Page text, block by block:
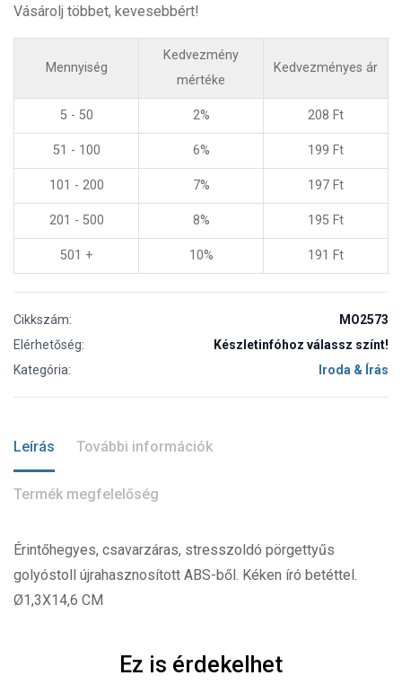
Vásárolj többet, kevesebbért!
Mennyiség
Kedvezmény
mértéke
Kedvezményes ár
5 - 50 2% 208 Ft
51 - 100 6% 199 Ft
101 - 200 7% 197 Ft
201 - 500 8% 195 Ft
501 + 10% 191 Ft
Cikkszám:
MO2573
Elérhetőség:
Készletinfóhoz válassz színt!
Kategória:
Iroda & Írás
Leírás További információk
Termék megfelelőség
Érintőhegyes, csavarzáras, stresszoldó pörgettyűs
golyóstoll újrahasznosított ABS-ből. Kéken író betéttel.
Ø1,3X14,6 CM
Ez is érdekelhet